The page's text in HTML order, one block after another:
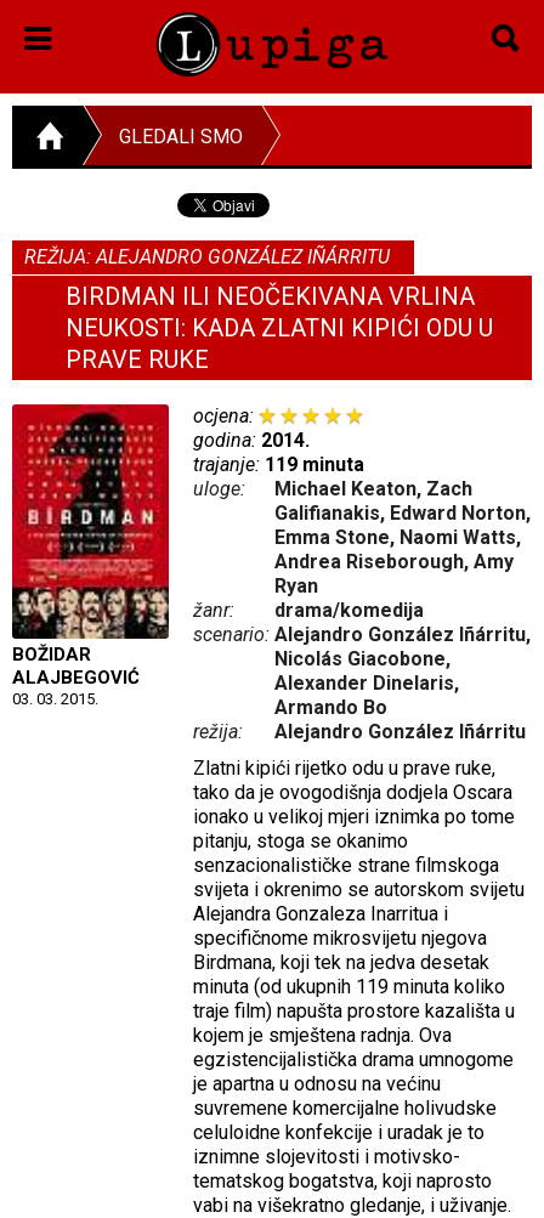
GLEDALI SMO
REŽIJA: ALEJANDRO GONZÁLEZ IÑÁRRITU
BIRDMAN ILI NEOČEKIVANA VRLINA
NEUKOSTI: KADA ZLATNI KIPIĆI ODU U
PRAVE RUKE
BOŽIDAR
ALAJBEGOVIĆ
03. 03. 2015.
ocjena:
godina: 2014.
trajanje: 119 minuta
uloge:
Michael Keaton, Zach
Galifianakis, Edward Norton,
Emma Stone, Naomi Watts,
Andrea Riseborough, Amy
Ryan
žanr:
drama/komedija
scenario:Alejandro González Iñárritu,
Nicolás Giacobone,
Alexander Dinelaris,
Armando Bo
režija:
Alejandro González Iñárritu
Zlatni kipići rijetko odu u prave ruke,
tako da je ovogodišnja dodjela Oscara
ionako u velikoj mjeri iznimka po tome
pitanju, stoga se okanimo
senzacionalističke strane filmskoga
svijeta i okrenimo se autorskom svijetu
Alejandra Gonzaleza Inarritua i
specifičnome mikrosvijetu njegova
Birdmana, koji tek na jedva desetak
minuta (od ukupnih 119 minuta koliko
traje film) napušta prostore kazališta u
kojem je smještena radnja. Ova
egzistencijalistička drama umnogome
je apartna u odnosu na većinu
suvremene komercijalne holivudske
celuloidne konfekcije i uradak je to
iznimne slojevitosti i motivsko-
tematskog bogatstva, koji naprosto
vabi na višekratno gledanje, i uživanje.